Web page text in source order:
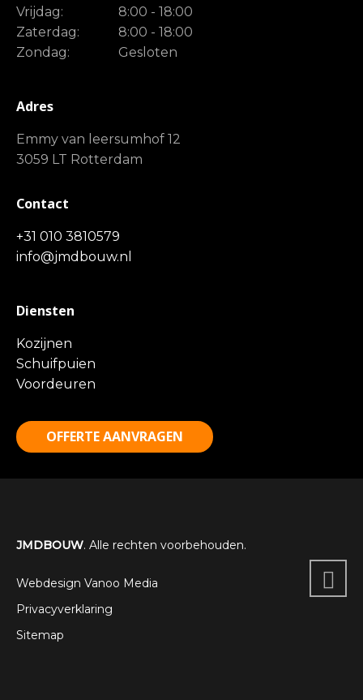
Vrijdag:
8:00 - 18:00
Zaterdag:
8:00 - 18:00
Zondag:
Gesloten
Adres
Emmy van leersumhof 12
3059 LT Rotterdam
Contact
+31 010 3810579
info@jmdbouw.nl
Diensten
Kozijnen
Schuifpuien
Voordeuren
OFFERTE AANVRAGEN
JMDBOUW. Alle rechten voorbehouden.
Webdesign Vanoo Media
Privacyverklaring
Sitemap